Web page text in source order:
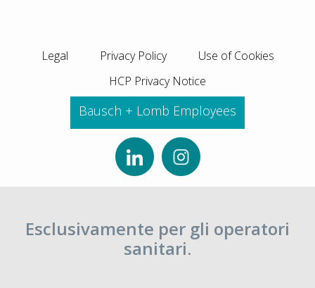
Legal Privacy Policy
Use of Cookies
HCP Privacy Notice
Bausch + Lomb Employees
Esclusivamente per gli operatori
sanitari.